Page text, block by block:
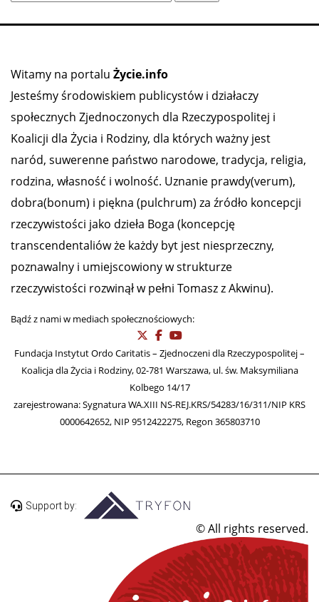
Witamy na portalu Życie.info
Jesteśmy środowiskiem publicystów i działaczy
społecznych Zjednoczonych dla Rzeczypospolitej i
Koalicji dla Życia i Rodziny, dla których ważny jest
naród, suwerenne państwo narodowe, tradycja, religia,
rodzina, własność i wolność. Uznanie prawdy(verum),
dobra(bonum) i piękna (pulchrum) za źródło koncepcji
rzeczywistości jako dzieła Boga (koncepcję
transcendentaliów że każdy byt jest niesprzeczny,
poznawalny i umiejscowiony w strukturze
rzeczywistości rozwinął w pełni Tomasz z Akwinu).
Bądź z nami w mediach społecznościowych:
Fundacja Instytut Ordo Caritatis – Zjednoczeni dla Rzeczypospolitej –
Koalicja dla Życia i Rodziny, 02-781 Warszawa, ul. św. Maksymiliana
Kolbego 14/17
zarejestrowana: Sygnatura WA.XIII NS-REJ.KRS/54283/16/311/NIP KRS
0000642652, NIP 9512422275, Regon 365803710
Support by:
© All rights reserved.